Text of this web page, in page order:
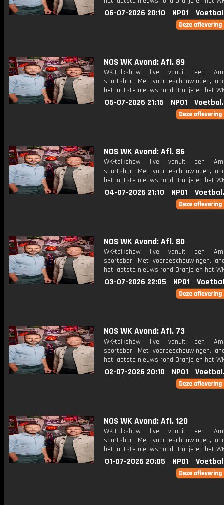
06-07-2026 20:10 NPO1
NOS WK Avond: Afl. 89
WK-talkshow live vanuit een
sportsbar. Met voorbeschouwingen,
het laatste nieuws rond Oranje en het
05-07-2026 21:15 NPO1
NOS WK Avond: Afl. 86
WK-talkshow live vanuit een
sportsbar. Met voorbeschouwingen,
het laatste nieuws rond Oranje en het
04-07-2026 21:10 NPO1
NOS WK Avond: Afl. 80
WK-talkshow live vanuit een
sportsbar. Met voorbeschouwingen,
het laatste nieuws rond Oranje en het
03-07-2026 22:05 NPO1
NOS WK Avond: Afl. 73
WK-talkshow live vanuit een
sportsbar. Met voorbeschouwingen,
het laatste nieuws rond Oranje en het
02-07-2026 20:10 NPO1
NOS WK Avond: Afl. 120
WK-talkshow live vanuit een
sportsbar. Met voorbeschouwingen,
het laatste nieuws rond Oranje en het
01-07-2026 20:05 NPO1